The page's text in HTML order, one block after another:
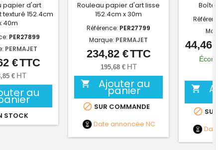
papier d'art
152.4cm
40m
PER27899
PERMAJET
Prix
€TTC
€ HT
au
STOCK
Rouleau papier d'art lisse
152.4cm x 30m
Référence: PER27799
Marque: PERMAJET
Prix
234,82 €TTC
195,68 € HT
 Ajouter au
panier
 SUR COMMANDE
Date annoncée NC
Boîte
44,46 €

 SUR
Date